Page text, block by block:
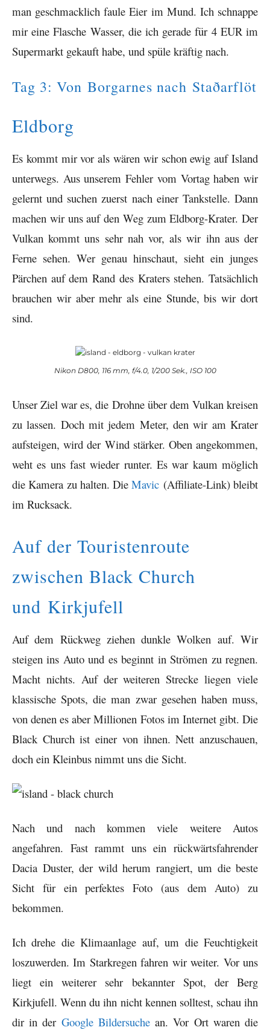
man geschmacklich faule Eier im Mund. Ich schnappe
mir eine Flasche Wasser, die ich gerade für 4 EUR im
Supermarkt gekauft habe, und spüle kräftig nach.
Tag 3: Von Borgarnes nach Staðarflöt
Eldborg
Es kommt mir vor als wären wir schon ewig auf Island
unterwegs. Aus unserem Fehler vom Vortag haben wir
gelernt und suchen zuerst nach einer Tankstelle. Dann
machen wir uns auf den Weg zum Eldborg-Krater. Der
Vulkan kommt uns sehr nah vor, als wir ihn aus der
Ferne sehen. Wer genau hinschaut, sieht ein junges
Pärchen auf dem Rand des Kraters stehen. Tatsächlich
brauchen wir aber mehr als eine Stunde, bis wir dort
sind.
Nikon D800, 116 mm, f/4.0, 1/200 Sek., ISO 100
Unser Ziel war es, die Drohne über dem Vulkan kreisen
zu lassen. Doch mit jedem Meter, den wir am Krater
aufsteigen, wird der Wind stärker. Oben angekommen,
weht es uns fast wieder runter. Es war kaum möglich
die Kamera zu halten. DieMavic (Affiliate-Link) bleibt
im Rucksack.
Auf der Touristenroute
zwischen Black Church
und Kirkjufell
Auf dem Rückweg ziehen dunkle Wolken auf. Wir
steigen ins Auto und es beginnt in Strömen zu regnen.
Macht nichts. Auf der weiteren Strecke liegen viele
klassische Spots, die man zwar gesehen haben muss,
von denen es aber Millionen Fotos im Internet gibt. Die
Black Church ist einer von ihnen. Nett anzuschauen,
doch ein Kleinbus nimmt uns die Sicht.
Nach und nach kommen viele weitere Autos
angefahren. Fast rammt uns ein rückwärtsfahrender
Dacia Duster, der wild herum rangiert, um die beste
Sicht für ein perfektes Foto (aus dem Auto) zu
bekommen.
Ich drehe die Klimaanlage auf, um die Feuchtigkeit
loszuwerden. Im Starkregen fahren wir weiter. Vor uns
liegt ein weiterer sehr bekannter Spot, der Berg
Kirkjufell. Wenn du ihn nicht kennen solltest, schau ihn
dir in der Google Bildersuchean. Vor Ort waren die